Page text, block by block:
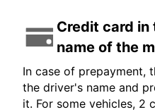
Credit card
name of the
In case of prepayment,
the driver's name and
it. For some vehicles, 2